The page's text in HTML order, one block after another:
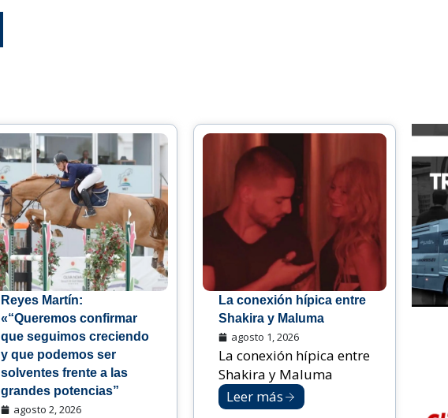
Reyes Martín:
«“Queremos confirmar
que seguimos creciendo
y que podemos ser
solventes frente a las
grandes potencias”
agosto 2, 2026
La conexión hípica entre
Shakira y Maluma
agosto 1, 2026
La conexión hípica entre
Shakira y Maluma
Leer más